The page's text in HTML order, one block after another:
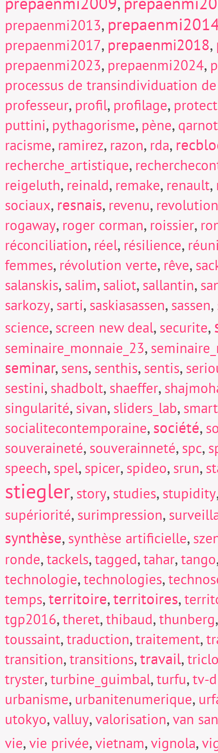
prepaenmi2013,
prepaenmi2017, prepaenmi2018,
prepaenmi2023, prepaenmi2024,
processus de transindividuation
professeur, profil, profilage,
puttini, pythagorisme, pène, qarnot
racisme, ramirez, razon, rda,
recherche_artistique,
reigeluth, reinald, remake, renault,
sociaux, resnais, revenu, revolution
rogaway, roger corman, roissier,
réconciliation, réel, résilience,
femmes, révolution verte, rêve,
salanskis, salim, saliot, sallantin,
sarkozy, sarti, saskiasassen, sassen,
science, screen new deal, securite,
seminaire_monnaie_23,
seminar, sens, senthis, sentis,
sestini, shadbolt, shaeffer,
singularité, sivan, sliders_lab,
socialitecontemporaine,société,
souveraineté, souverainneté, spc,
speech, spel, spicer, spideo, srun,
stiegler, story, studies, stupidity
supériorité, surimpression,
synthèse, synthèse artificielle,
ronde,tackels,tagged,tahar,tango
technologie,technologies,
temps,territoire,territoires,
tgp2016,theret,thibaud,thunberg
toussaint,traduction,traitement,
transition,transitions,travail,
tryster,turbine_guimbal,turfu,tv-
urbanisme, urbanitenumerique,
utokyo,valluy,valorisation,van
vie,vie privée,vietnam,vignola,